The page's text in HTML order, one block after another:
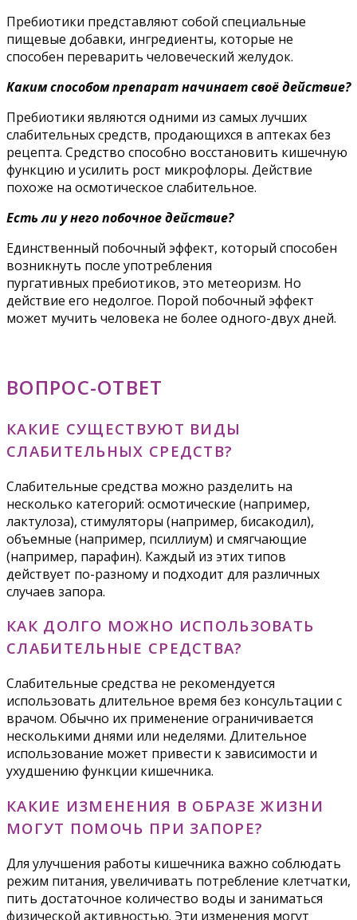
Пребиотики представляют собой специальные
пищевые добавки, ингредиенты, которые не
способен переварить человеческий желудок.
Каким способом препарат начинает своё действие?
Пребиотики являются одними из самых лучших
слабительных средств, продающихся в аптеках без
рецепта. Средство способно восстановить кишечную
функцию и усилить рост микрофлоры. Действие
похоже на осмотическое слабительное.
Есть ли у него побочное действие?
Единственный побочный эффект, который способен
возникнуть после употребления
пургативных пребиотиков, это метеоризм. Но
действие его недолгое. Порой побочный эффект
может мучить человека не более одного-двух дней.
ВОПРОС-ОТВЕТ
КАКИЕ СУЩЕСТВУЮТ ВИДЫ
СЛАБИТЕЛЬНЫХ СРЕДСТВ?
Слабительные средства можно разделить на
несколько категорий: осмотические (например,
лактулоза), стимуляторы (например, бисакодил),
объемные (например, псиллиум) и смягчающие
(например, парафин). Каждый из этих типов
действует по-разному и подходит для различных
случаев запора.
КАК ДОЛГО МОЖНО ИСПОЛЬЗОВАТЬ
СЛАБИТЕЛЬНЫЕ СРЕДСТВА?
Слабительные средства не рекомендуется
использовать длительное время без консультации с
врачом. Обычно их применение ограничивается
несколькими днями или неделями. Длительное
использование может привести к зависимости и
ухудшению функции кишечника.
КАКИЕ ИЗМЕНЕНИЯ В ОБРАЗЕ ЖИЗНИ
МОГУТ ПОМОЧЬ ПРИ ЗАПОРЕ?
Для улучшения работы кишечника важно соблюдать
режим питания, увеличивать потребление клетчатки,
пить достаточное количество воды и заниматься
физической активностью. Эти изменения могут